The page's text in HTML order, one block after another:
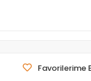
Favorilerime